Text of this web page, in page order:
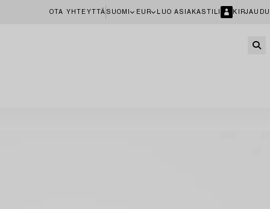
OTA YHTEYTTÄ SUOMI EUR LUO ASIAKASTILI KIRJAUDU